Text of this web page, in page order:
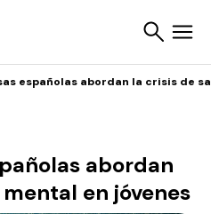
españolas abordan la crisis de
abordan
en jóvenes